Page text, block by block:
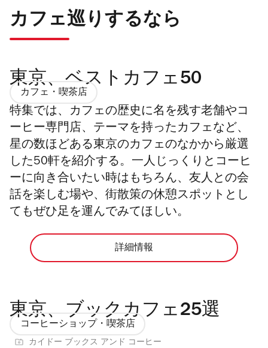
カフェ巡りするなら
東京、ベストカフェ50
カフェ・喫茶店
特集では、カフェの歴史に名を残す老舗やコ
ーヒー専門店、テーマを持ったカフェなど、
星の数ほどある東京のカフェのなかから厳選
した50軒を紹介する。一人じっくりとコーヒ
ーに向き合いたい時はもちろん、友人との会
話を楽しむ場や、街散策の休憩スポットとし
てもぜひ足を運んでみてほしい。
詳細情報
東京、ブックカフェ25選
コーヒーショップ・喫茶店
カイドー ブックス アンド コーヒー